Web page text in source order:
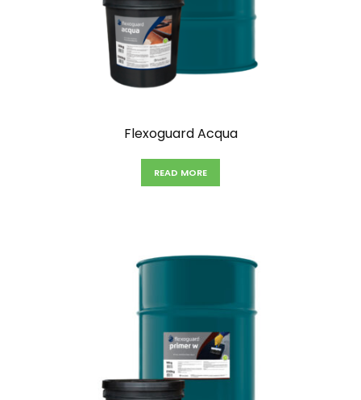
Flexoguard Acqua
READ MORE